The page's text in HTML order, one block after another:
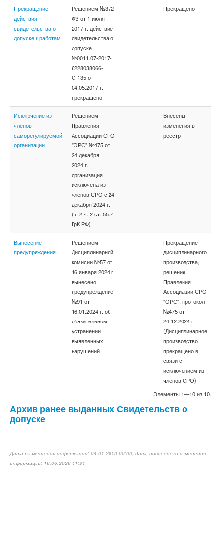
Прекращение
действия
свидетельства о
допуске к работам
Решением №372-
ФЗ от 1 июля
2017 г. действие
свидетельства о
допуске
№0011.07-2017-
6228038066-
С-135 от
04.05.2017 г.
прекращено
Прекращено
Исключение из
членов
саморегулируемой
организации
Решением
Правления
Ассоциации СРО
"ОРС" №475 от
24 декабря
2024 г.
организация
исключена из
членов СРО с 24
декабря 2024 г.
(п. 2 ч. 2 ст. 55.7
ГрК РФ)
Внесены
изменения в
реестр
Вынесение
предупреждения
Решением
Дисциплинарной
комисии №57 от
16 января 2024 г.
вынесено
предупреждение
№91 от
16.01.2024 г. об
обязательном
устранении
выявленных
нарушений
Прекращение
дисциплинарного
производства,
решение
Правления
Ассоциации СРО
"ОРС", протокол
№475 от
24.12.2024 г.
(Дисциплинарное
производство
прекращено в
связи с
исключением из
членов СРО)
Элементы 1—10 из 10.
Архив ранее выданных Свидетельств о
допуске
Дата размещения информации: 04.01.2010 00:00, дата последнего изменения
информации: 16.06.2026 11:31